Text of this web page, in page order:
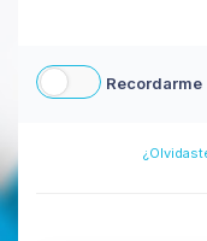
Recordarme